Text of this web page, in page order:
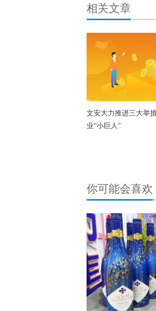
相关文章
文安大力推进三大举
业“小巨人”
你可能会喜欢